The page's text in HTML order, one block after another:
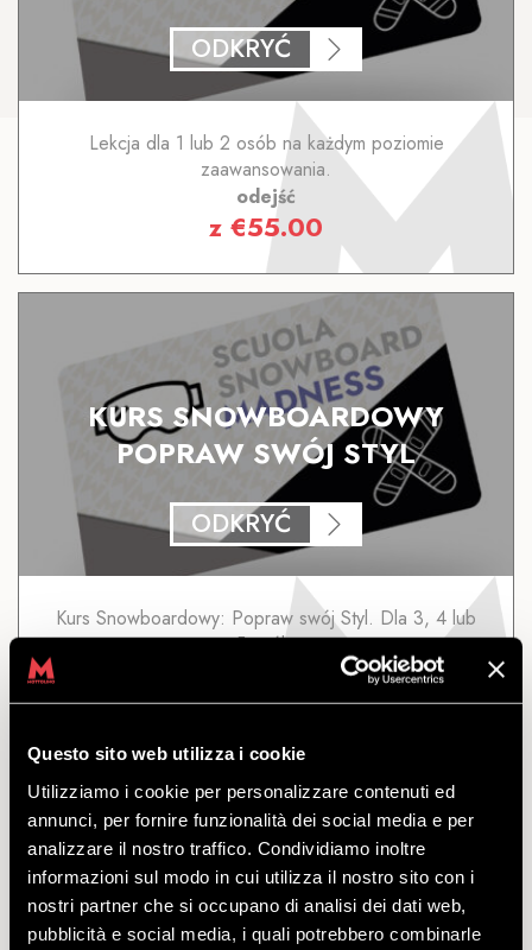
Questo sito web utilizza i cookie
Utilizziamo i cookie per personalizzare contenuti ed
annunci, per fornire funzionalità dei social media e per
analizzare il nostro traffico. Condividiamo inoltre
informazioni sul modo in cui utilizza il nostro sito con i
nostri partner che si occupano di analisi dei dati web,
pubblicità e social media, i quali potrebbero combinarle
ODKRYĆ
Lekcja dla 1 lub 2 osób na każdym poziomie
zaawansowania.
odejść
z €55.00
KURS SNOWBOARDOWY
POPRAW SWÓJ STYL
ODKRYĆ
Kurs Snowboardowy: Popraw swój Styl. Dla 3, 4 lub
5 osób.
z€145.00
KURS SNOWBOARDOWY
FREESTYLE CENTER